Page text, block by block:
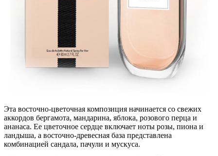
Эта восточно-цветочная композиция начинается со свежих
аккордов бергамота, мандарина, яблока, розового перца и
ананаса. Ее цветочное сердце включает ноты розы, пиона и
ландыша, а восточно-древесная база представлена
комбинацией сандала, пачули и мускуса.